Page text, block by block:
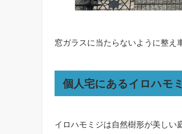
窓ガラスに当たらないように整え
個人宅にあるイロハモ
イロハモミジは自然樹形が美しい